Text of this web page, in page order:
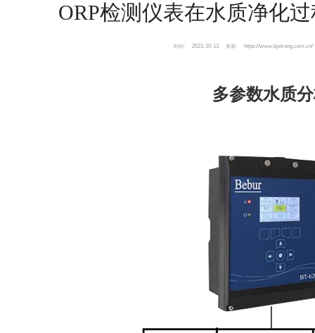
ORP检测仪表在水质净化
时间: 2021-10-13 来源: https://www.bjstrong.com.cn/
多参数水质